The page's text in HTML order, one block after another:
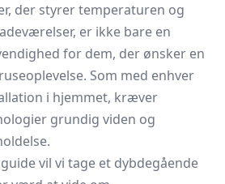
der styrer temperaturen og
er ikke bare en
for dem, der ønsker en
Som med enhver
i hjemmet, kræver
grundig viden og
vil vi tage et dybdegående